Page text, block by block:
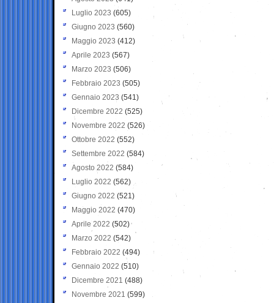
Luglio 2023 (605)
Giugno 2023 (560)
Maggio 2023 (412)
Aprile 2023 (567)
Marzo 2023 (506)
Febbraio 2023 (505)
Gennaio 2023 (541)
Dicembre 2022 (525)
Novembre 2022 (526)
Ottobre 2022 (552)
Settembre 2022 (584)
Agosto 2022 (584)
Luglio 2022 (562)
Giugno 2022 (521)
Maggio 2022 (470)
Aprile 2022 (502)
Marzo 2022 (542)
Febbraio 2022 (494)
Gennaio 2022 (510)
Dicembre 2021 (488)
Novembre 2021 (599)